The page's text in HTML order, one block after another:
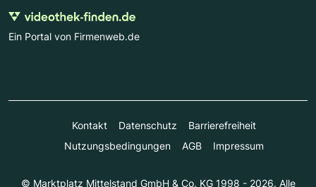
Ein Portal von Firmenweb.de
Kontakt Datenschutz
Barrierefreiheit
Nutzungsbedingungen
AGB Impressum
© Marktplatz Mittelstand GmbH & Co. KG 1998 - 2026. Alle